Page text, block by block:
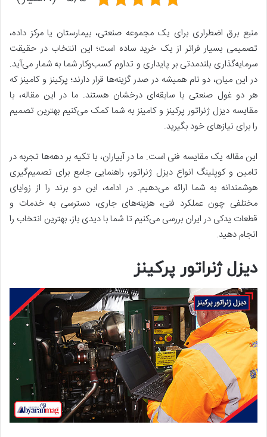
منبع برق اضطراری برای یک مجموعه صنعتی، بیمارستان یا مرکز داده،
تصمیمی بسیار فراتر از یک خرید ساده است؛ این انتخاب در حقیقت
سرمایه‌گذاری بلندمدتی بر پایداری و تداوم کسب‌وکار شما به شمار می‌آید.
در این میان، دو نام همیشه در صدر گزینه‌ها قرار دارند؛ پرکینز و کامینز که
هر دو غول صنعتی با سابقه‌ای درخشان هستند. ما در این مقاله، با
مقایسه دیزل ژنراتور پرکینز و کامینز به شما کمک می‌کنیم بهترین تصمیم
را برای نیازهای خود بگیرید.
این مقاله یک مقایسه فنی است. ما در آبیاران، با تکیه بر دهه‌ها تجربه در
تامین و کوپلینگ انواع دیزل ژنراتور، راهنمایی جامع برای تصمیم‌گیری
هوشمندانه به شما ارائه می‌دهیم. در ادامه، این دو برند را از زوایای
مختلفی چون عملکرد فنی، هزینه‌های جاری، دسترسی به خدمات و
قطعات یدکی در ایران بررسی می‌کنیم تا شما با دیدی باز، بهترین انتخاب را
انجام دهید.
دیزل ژنراتور پرکینز